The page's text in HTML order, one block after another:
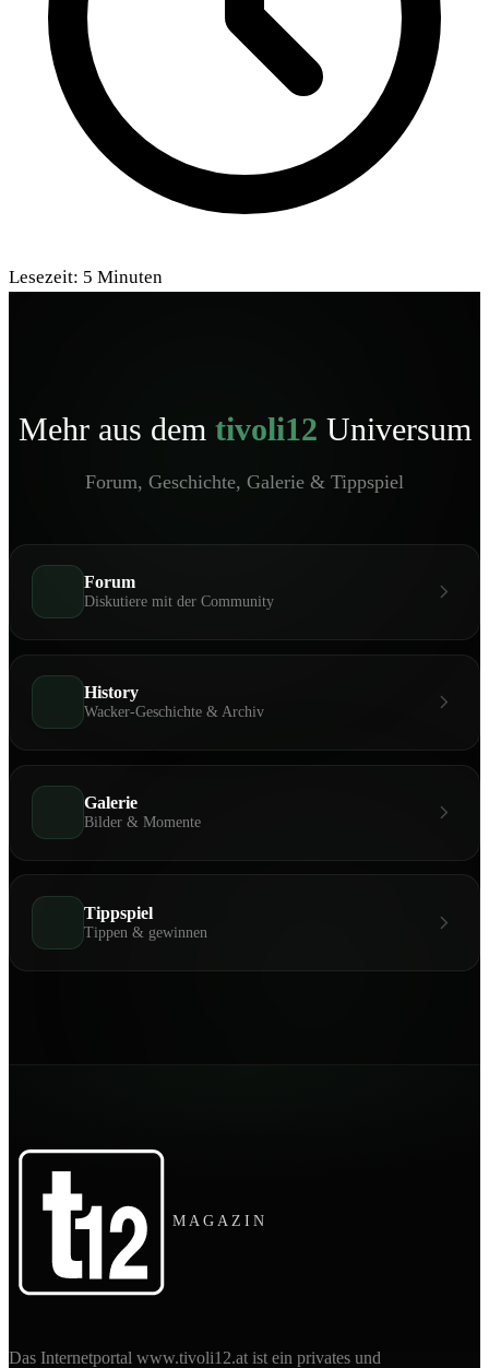
Lesezeit: 5 Minuten
Mehr aus dem tivoli12 Universum
Forum, Geschichte, Galerie & Tippspiel
Forum
Diskutiere mit der Community
History
Wacker-Geschichte & Archiv
Galerie
Bilder & Momente
Tippspiel
Tippen & gewinnen
MAGAZIN
Das Internetportal www.tivoli12.at ist ein privates und